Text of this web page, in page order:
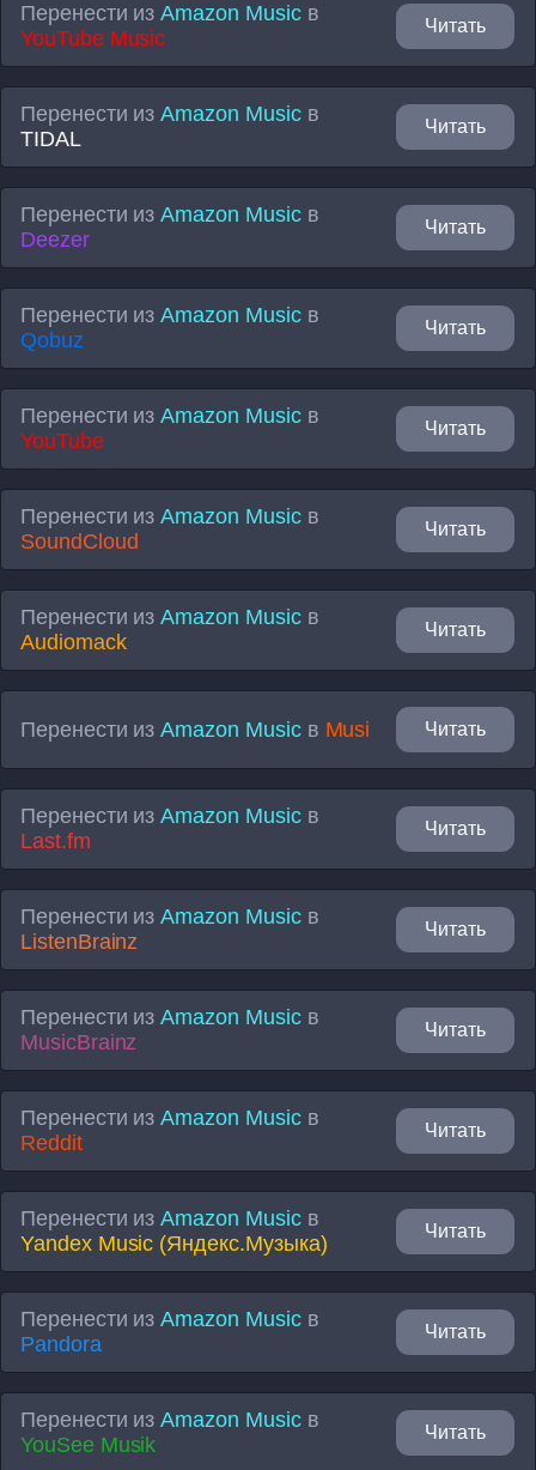
Перенести изAmazon Musicв
YouTube Music
Читать
Перенести изAmazon Musicв
TIDAL
Читать
Перенести изAmazon Musicв
Deezer
Читать
Перенести изAmazon Musicв
Qobuz
Читать
Перенести изAmazon Musicв
YouTube
Читать
Перенести изAmazon Musicв
SoundCloud
Читать
Перенести изAmazon Musicв
Audiomack
Читать
Перенести изAmazon Musicв Musi Читать
Перенести изAmazon Musicв
Last.fm
Читать
Перенести изAmazon Musicв
ListenBrainz
Читать
Перенести изAmazon Musicв
MusicBrainz
Читать
Перенести изAmazon Musicв
Reddit
Читать
Перенести изAmazon Musicв
Yandex Music (Яндекс.Музыка)
Читать
Перенести изAmazon Musicв
Pandora
Читать
Перенести изAmazon Musicв
YouSee Musik
Читать